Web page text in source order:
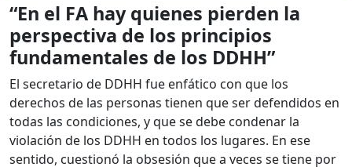
“En el FA hay quienes pierden la
perspectiva de los principios
fundamentales de los DDHH”
El secretario de DDHH fue enfático con que los
derechos de las personas tienen que ser defendidos en
todas las condiciones, y que se debe condenar la
violación de los DDHH en todos los lugares. En ese
sentido, cuestionó la obsesión que a veces se tiene por